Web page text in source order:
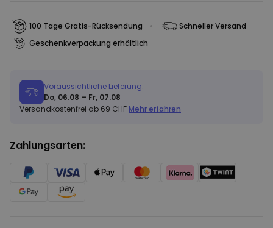
100 Tage Gratis-Rücksendung
Schneller Versand
Geschenkverpackung erhältlich
Voraussichtliche Lieferung:
Do, 06.08 – Fr, 07.08
Versandkostenfrei ab 69 CHF Mehr erfahren
Zahlungsarten: